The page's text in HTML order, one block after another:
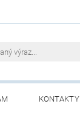
KONTAKTY